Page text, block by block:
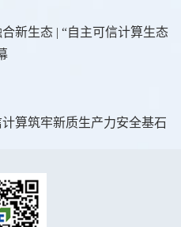
新生态 | “自主可信计算生态
算筑牢新质生产力安全基石